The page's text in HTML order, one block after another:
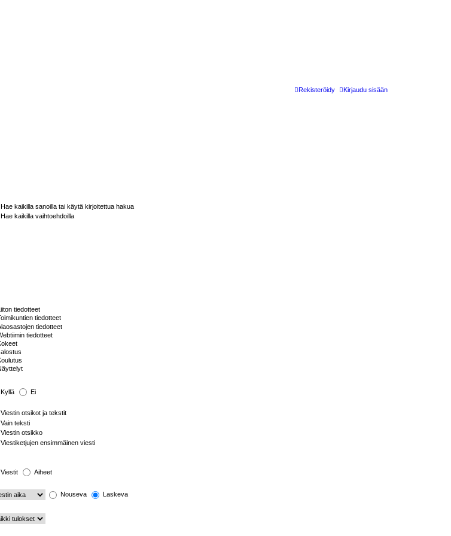
Kirjaudu sisään
Rekisteröidy
Hae kaikilla sanoilla tai käytä kirjoitettua hakua
Hae kaikilla vaihtoehdoilla
Kyllä Ei
Viestin otsikot ja tekstit
Vain teksti
Viestin otsikko
Viestiketjujen ensimmäinen viesti
Viestit Aiheet
Nouseva Laskeva